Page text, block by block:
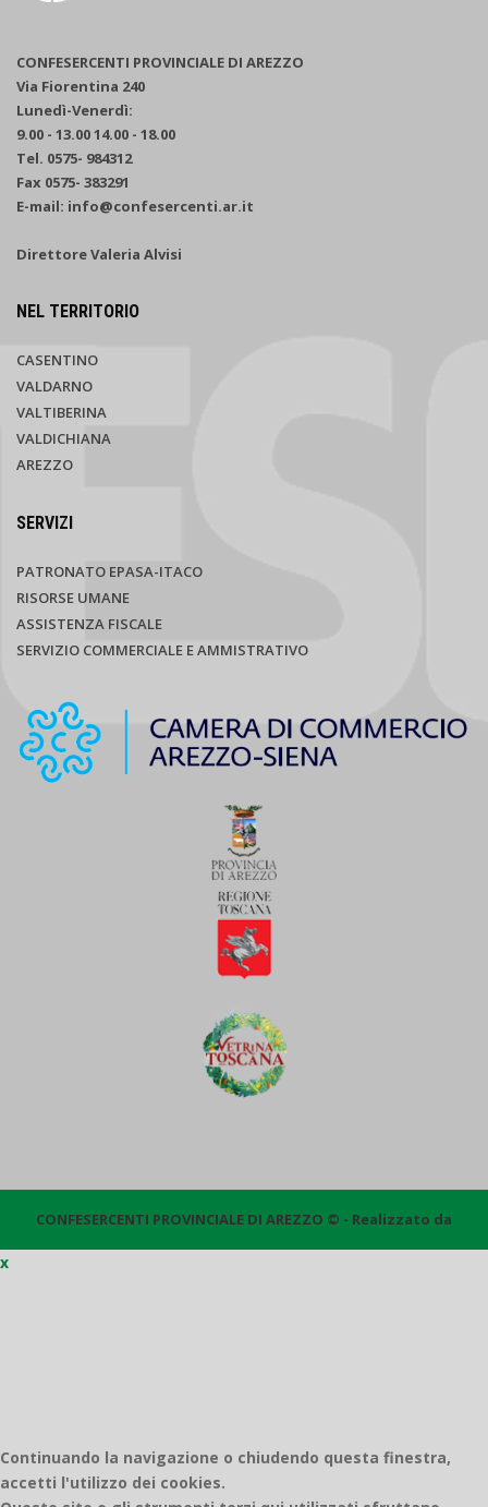
CONFESERCENTI PROVINCIALE DI AREZZO
Via Fiorentina 240
Lunedì-Venerdì:
9.00 - 13.00 14.00 - 18.00
Tel. 0575- 984312
Fax 0575- 383291
E-mail: info@confesercenti.ar.it
Direttore Valeria Alvisi
NEL TERRITORIO
CASENTINO
VALDARNO
VALTIBERINA
VALDICHIANA
AREZZO
SERVIZI
PATRONATO EPASA-ITACO
RISORSE UMANE
ASSISTENZA FISCALE
SERVIZIO COMMERCIALE E AMMISTRATIVO
CONFESERCENTI PROVINCIALE DI AREZZO © - Realizzato da
x
Continuando la navigazione o chiudendo questa finestra,
accetti l'utilizzo dei cookies.